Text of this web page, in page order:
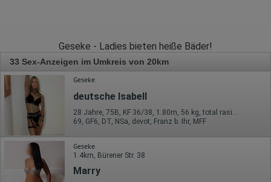
Geseke - Ladies bieten heiße Bäder!
33 Sex-Anzeigen im Umkreis von 20km
Geseke
deutsche Isabell
28 Jahre, 75B, KF 36/38, 1.80m, 56 kg, total rasiert, deutsch
69, GF6, DT, NSa, devot, Franz b. Ihr, MFF
Geseke
1.4km, Bürener Str. 38
Marry